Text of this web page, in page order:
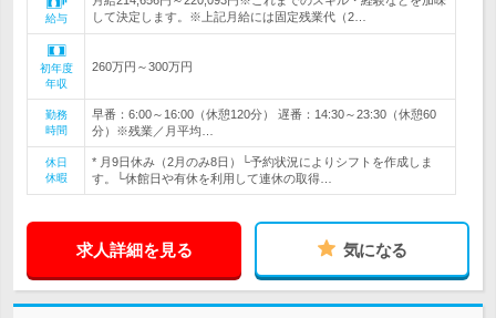
給与
して決定します。※上記月給には固定残業代（2…
初年度
年収
260万円～300万円
勤務
時間
早番：6:00～16:00（休憩120分） 遅番：14:30～23:30（休憩60
分）※残業／月平均…
休日
休暇
* 月9日休み（2月のみ8日）└予約状況によりシフトを作成しま
す。└休館日や有休を利用して連休の取得…
求人詳細を見る 気になる